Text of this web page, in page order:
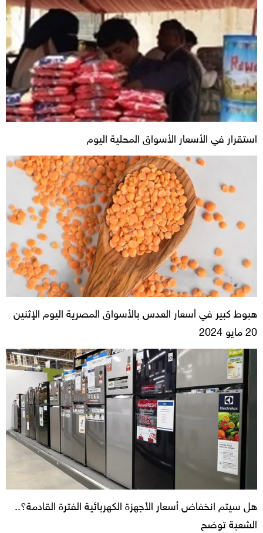
استقرار في الأسعار الأسواق المحلية اليوم
هبوط كبير في أسعار العدس بالأسواق المصرية اليوم الإثنين
20 مايو 2024
هل سيتم انخفاض أسعار الأجهزة الكهربائية الفترة القادمة؟..
الشعبة توضح